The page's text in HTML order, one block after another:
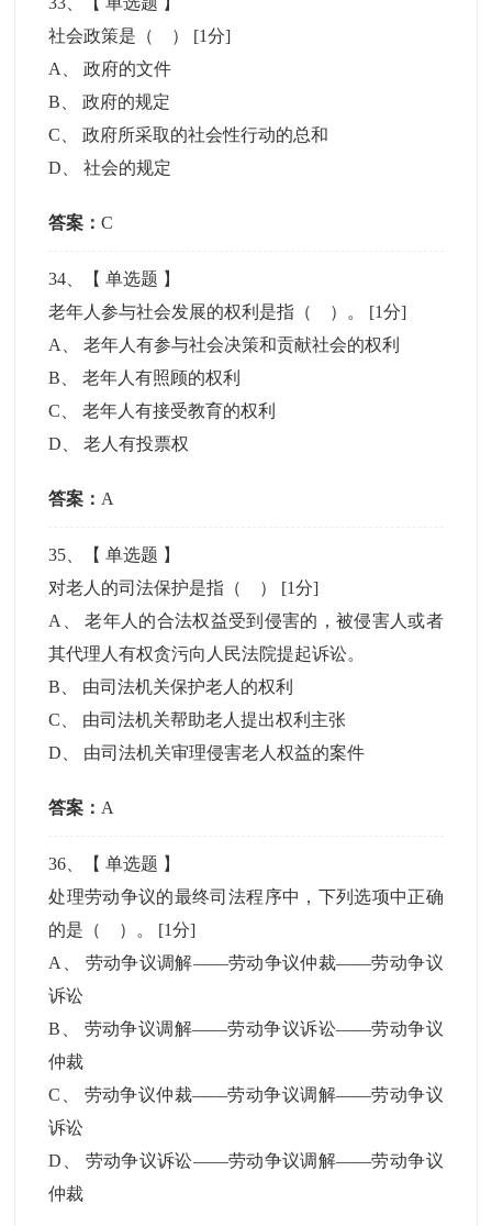
社会政策是（ ） [1分]
A
、政府的文件
B 、政府的规定
C 、政府所采取的社会性行动的总和
D 、社会的规定
答案：C
34 、【单选题 】
老年人参与社会发展的权利是指（ ）。 [1分]
A
、老年人有参与社会决策和贡献社会的权利
B 、老年人有照顾的权利
C 、老年人有接受教育的权利
D 、老人有投票权
答案： A
35 、【单选题 】
对老人的司法保护是指（ ） [1分]
A
、老年人的合法权益受到侵害的，被侵害人或者
其代理人有权贪污向人民法院提起诉讼。
B
由司法机关保护老人的权利
C
由司法机关帮助老人提出权利主张
D
由司法机关审理侵害老人权益的案件
答案： A
36 、【单选题 】
处理劳动争议的最终司法程序中，下列选项中正确
的是（ ）。 [1分]
A
劳动争议调解――劳动争议仲裁――劳动争议
诉讼
B
劳动争议调解――劳动争议诉讼――劳动争议
仲裁
C
劳动争议仲裁――劳动争议调解――劳动争议
诉讼
D
劳动争议诉讼――劳动争议调解――劳动争议
仲裁